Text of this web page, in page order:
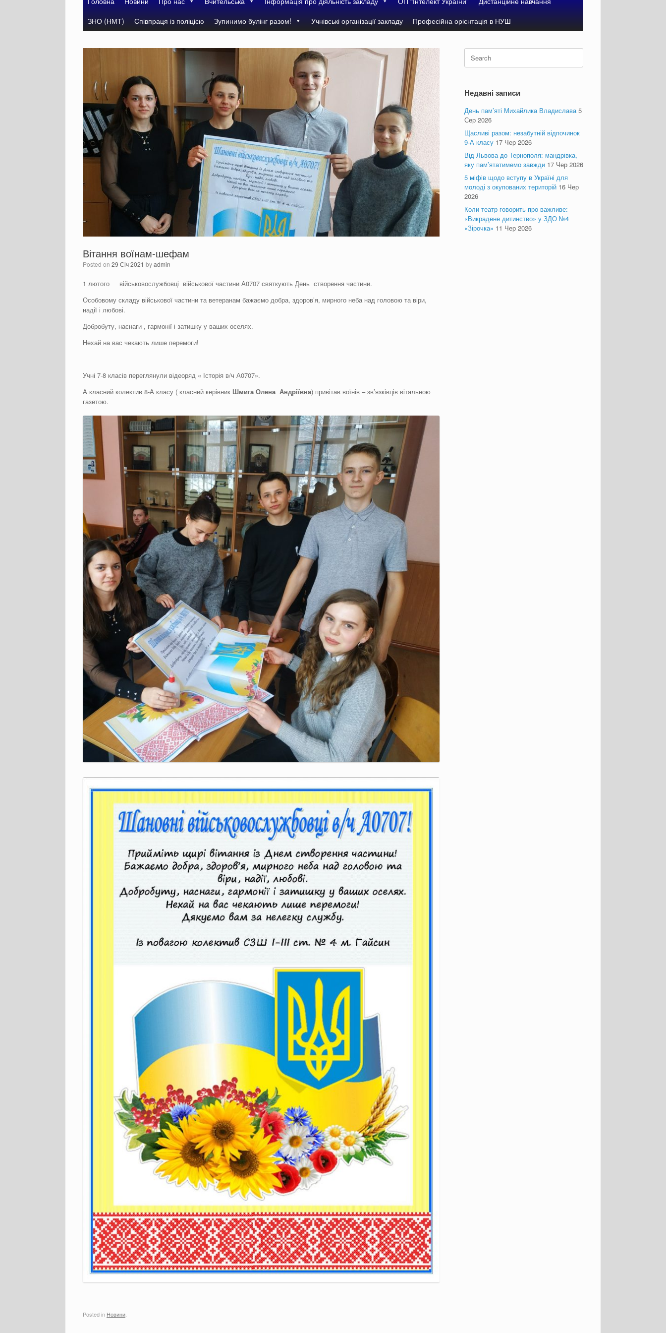
ЗНО (НМТ)
Співпраця із поліцією Зупинимо булінг разом! Учнівські організації закладу Професійна орієнтація в НУШ
Вітання воїнам-шефам
Posted on 29 Січ 2021 byadmin
1 лютого військовослужбовці військової частини А0707 святкують День створення частини.
Особовому складу військової частини та ветеранам бажаємо добра, здоров’я, мирного неба над головою та віри,
надії і любові.
Добробуту, наснаги , гармонії і затишку у ваших оселях.
Нехай на вас чекають лише перемоги!
Учні 7-8 класів переглянули відеоряд « Історія в/ч А0707».
А класний колектив 8-А класу ( класний керівник Шмига Олена Андріївна) привітав воїнів – зв’язківців вітальною
газетою.
Posted in Новини
Search
for:
Недавні записи
День пам’яті Михайлика Владислава 5
Сер 2026
Щасливі разом: незабутній відпочинок
9-А класу 17 Чер 2026
Від Львова до Тернополя: мандрівка,
яку пам’ятатимемо завжди 17 Чер 2026
5 міфів щодо вступу в Україні для
молоді з окупованих територій 16 Чер
2026
Коли театр говорить про важливе:
«Викрадене дитинство» у ЗДО №4
«Зірочка» 11 Чер 2026